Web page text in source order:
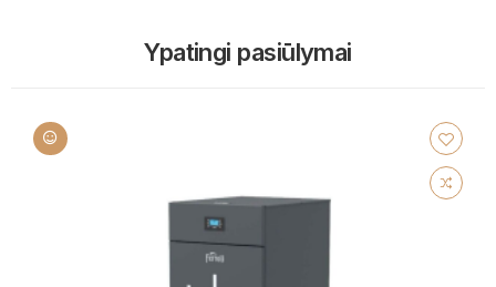
Ypatingi pasiūlymai